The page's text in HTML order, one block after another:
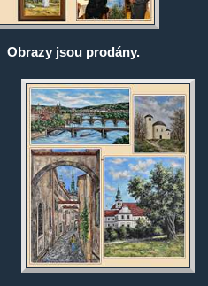
Obrazy jsou prodány.